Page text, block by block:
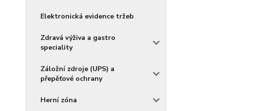
Elektronická evidence tržeb
Zdravá výživa a gastro
speciality
Záložní zdroje (UPS) a
přepěťové ochrany
Herní zóna